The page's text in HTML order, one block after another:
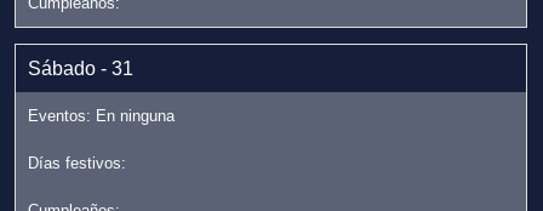
Sábado - 31